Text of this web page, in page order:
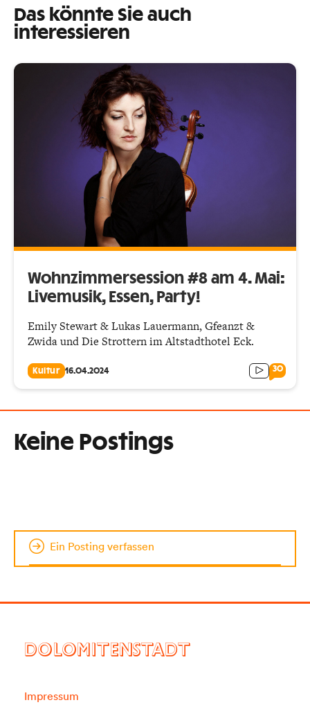
Das könnte Sie auch
interessieren
Wohnzimmersession #8 am 4. Mai:
Livemusik, Essen, Party!
Emily Stewart & Lukas Lauermann, Gfeanzt &
Zwida und Die Strottern im Altstadthotel Eck.
Kultur 16.04.2024 30
Keine Postings
Ein Posting verfassen
DOLOMITENSTADT
Impressum